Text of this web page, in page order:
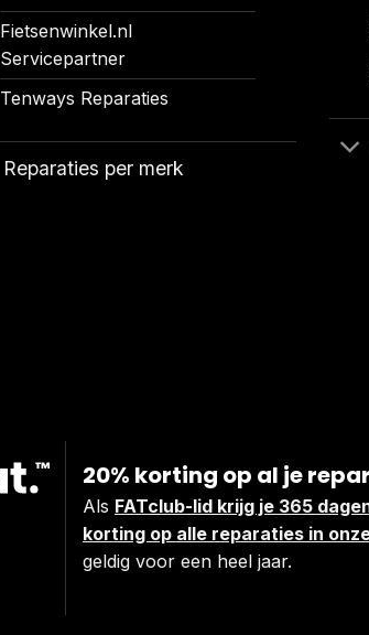
Fietsenwinkel.nl
Servicepartner
Tenways Reparaties
Reparaties per merk
20% korting op al je
Als FATclub-lid krijg je 365
korting op alle reparaties in
geldig voor een heel jaar.